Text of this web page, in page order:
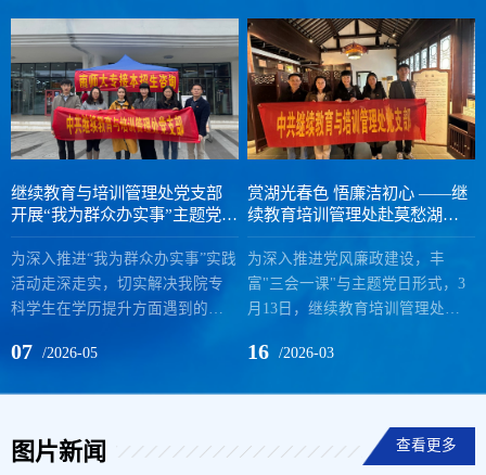
继续教育与培训管理处党支部
开展“我为群众办实事”主题党日
活动 ——2026级“专接本”系列
现场咨询会
为深入推进“我为群众办实事”实践
活动走深走实，切实解决我院专
科学生在学历提升方面遇到的政
继续教育与培训管理处（继续教
实事”暨2026级“专接本”现场咨询
07 /2026-05
赏湖光春色 悟廉洁初心 ——继
续教育培训管理处赴莫愁湖开
展廉政主题党日活动
为深入推进党风廉政建设，丰
富"三会一课"与主题党日形式，3
月13日，继续教育培训管理处全
以"赏湖光春色、悟廉洁初心"为主
了一场沉浸式廉洁文化教育。莫
愁湖素有“江南第一名湖”美誉，不
16 /2026-03
图片新闻 查看更多